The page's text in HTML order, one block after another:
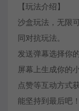
【玩法介绍】
沙盒玩法，无限
同对抗玩法。
发送弹幕选择你
屏幕上生成你的
点赞等互动方式
能坚持到最后吧！